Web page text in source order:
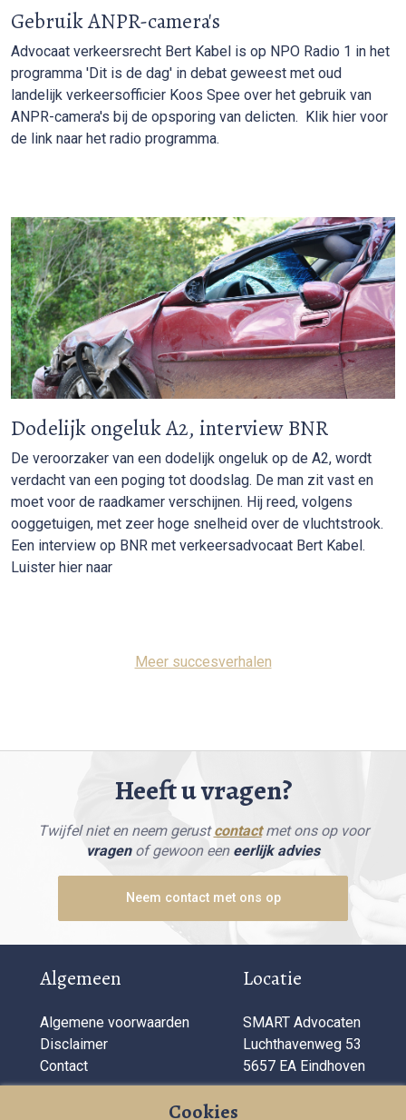
Gebruik ANPR-camera's
Advocaat verkeersrecht Bert Kabel is op NPO Radio 1 in het
programma 'Dit is de dag' in debat geweest met oud
landelijk verkeersofficier Koos Spee over het gebruik van
ANPR-camera's bij de opsporing van delicten. Klik hier voor
de link naar het radio programma.
Dodelijk ongeluk A2, interview BNR
De veroorzaker van een dodelijk ongeluk op de A2, wordt
verdacht van een poging tot doodslag. De man zit vast en
moet voor de raadkamer verschijnen. Hij reed, volgens
ooggetuigen, met zeer hoge snelheid over de vluchtstrook.
Een interview op BNR met verkeersadvocaat Bert Kabel.
Luister hier naar
Meer succesverhalen
Heeft u vragen?
Twijfel niet en neem gerustcontactmet ons op voor
vragenof gewoon een eerlijk advies
Neem contact met ons op
Algemeen
Algemene voorwaarden
Disclaimer
Contact
Locatie
SMART Advocaten
Luchthavenweg 53
5657 EA Eindhoven
BedrijfsinformatieCookies